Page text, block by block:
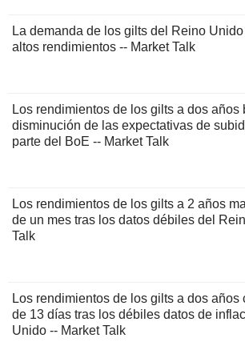
La demanda de los gilts del Reino
altos rendimientos -- Market Talk
Los rendimientos de los gilts a dos años
disminución de las expectativas de
parte del BoE -- Market Talk
Los rendimientos de los gilts a 2 años
de un mes tras los datos débiles del
Talk
Los rendimientos de los gilts a dos años
de 13 días tras los débiles datos de
Unido -- Market Talk